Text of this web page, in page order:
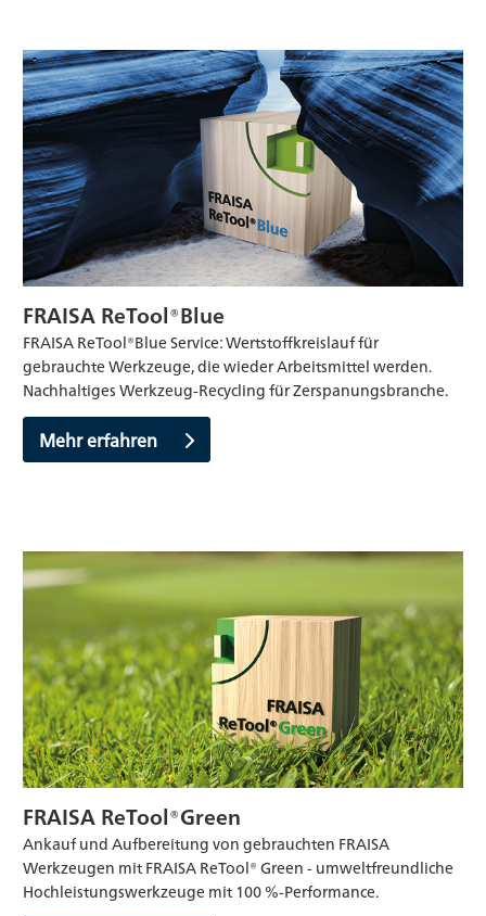
FRAISA ReTool®Blue
FRAISA ReTool®Blue Service: Wertstoffkreislauf für
gebrauchte Werkzeuge, die wieder Arbeitsmittel werden.
Nachhaltiges Werkzeug-Recycling für Zerspanungsbranche.
Mehr erfahren
FRAISA ReTool®Green
Ankauf und Aufbereitung von gebrauchten FRAISA
Werkzeugen mit FRAISA ReTool® Green - umweltfreundliche
Hochleistungswerkzeuge mit 100 %-Performance.